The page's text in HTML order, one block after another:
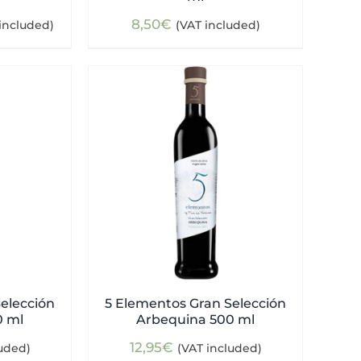
8,50€ (VAT included)
ml
5 Elementos Gran Selección
Arbequina 500 ml
12,95€ (VAT included)